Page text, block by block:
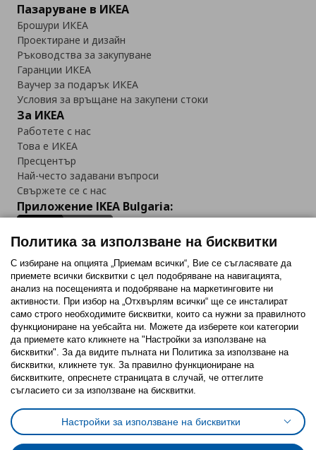
Пазаруване в ИКЕА
Брошури ИКЕА
Проектиране и дизайн
Ръководства за закупуване
Гаранции ИКЕА
Ваучер за подарък ИКЕА
Условия за връщане на закупени стоки
За ИКЕА
Работете с нас
Това е ИКЕА
Пресцентър
Най-често задавани въпроси
Свържете се с нас
Приложение IKEA Bulgaria:
Последвайте ни:
FacebookTwitterYoutubePinterestInstagram
Политика за използване на бисквитки (Cookies)
Избор на настройки за използване на бисквитки
Условия за ползване на ikea.bgОбща политика за личните данни
Политика за защита на личните данни на ikea.bg
Политика за използване на бисквитки
С избиране на опцията „Приемам всички“, Вие се съгласявате да
приемете всички бисквитки с цел подобряване на навигацията,
анализ на посещенията и подобряване на маркетинговите ни
активности. При избор на „Отхвърлям всички“ ще се инсталират
само строго необходимитe бисквитки, които са нужни за правилното
функциониране на уебсайта ни. Можете да изберете кои категории
да приемете като кликнете на "Настройки за използване на
бисквитки". За да видите пълната ни Политика за използване на
бисквитки, кликнете тук. За правилно функциониране на
бисквитките, опреснете страницата в случай, че оттеглите
съгласието си за използване на бисквитки.
Настройки за използване на бисквитки